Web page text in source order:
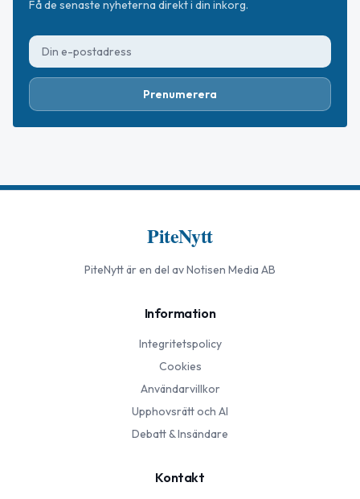
Få de senaste nyheterna direkt i din inkorg.
Prenumerera
PiteNytt
PiteNyttär en del av Notisen Media AB
Information
Integritetspolicy
Cookies
Användarvillkor
Upphovsrätt och AI
Debatt & Insändare
Kontakt